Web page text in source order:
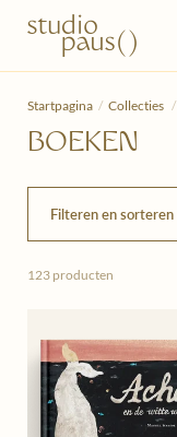
Startpagina / Collecties /
BOEKEN
Filteren en sorteren
123 producten